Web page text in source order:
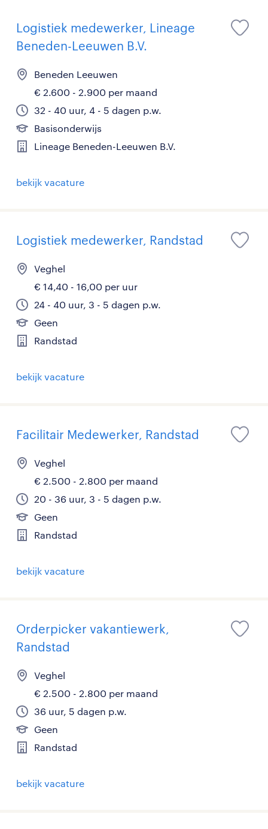
Logistiek medewerker, Lineage
Beneden-Leeuwen B.V.
Beneden Leeuwen
€ 2.600 - 2.900 per maand
32 - 40 uur, 4 - 5 dagen p.w.
Basisonderwijs
Lineage Beneden-Leeuwen B.V.
bekijk vacature
Logistiek medewerker, Randstad
Veghel
€ 14,40 - 16,00 per uur
24 - 40 uur, 3 - 5 dagen p.w.
Geen
Randstad
bekijk vacature
Facilitair Medewerker, Randstad
Veghel
€ 2.500 - 2.800 per maand
20 - 36 uur, 3 - 5 dagen p.w.
Geen
Randstad
bekijk vacature
Orderpicker vakantiewerk,
Randstad
Veghel
€ 2.500 - 2.800 per maand
36 uur, 5 dagen p.w.
Geen
Randstad
bekijk vacature